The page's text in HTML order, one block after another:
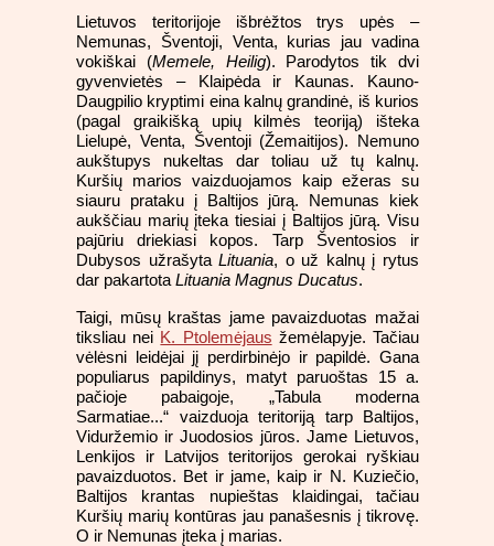
Lietuvos teritorijoje išbrėžtos trys upės –
Nemunas, Šventoji, Venta, kurias jau vadina
vokiškai (Memele, Heilig). Parodytos tik dvi
gyvenvietės – Klaipėda ir Kaunas. Kauno-
Daugpilio kryptimi eina kalnų grandinė, iš kurios
(pagal graikišką upių kilmės teoriją) išteka
Lielupė, Venta, Šventoji (Žemaitijos). Nemuno
aukštupys nukeltas dar toliau už tų kalnų.
Kuršių marios vaizduojamos kaip ežeras su
siauru prataku į Baltijos jūrą. Nemunas kiek
aukščiau marių įteka tiesiai į Baltijos jūrą. Visu
pajūriu driekiasi kopos. Tarp Šventosios ir
Dubysos užrašytaLituania, o už kalnų į rytus
dar pakartota Lituania Magnus Ducatus.
Taigi, mūsų kraštas jame pavaizduotas mažai
tiksliau nei K. Ptolemėjaus žemėlapyje. Tačiau
vėlėsni leidėjai jį perdirbinėjo ir papildė. Gana
populiarus papildinys, matyt paruoštas 15 a.
pačioje pabaigoje, „Tabula moderna
Sarmatiae...“ vaizduoja teritoriją tarp Baltijos,
Viduržemio ir Juodosios jūros. Jame Lietuvos,
Lenkijos ir Latvijos teritorijos gerokai ryškiau
pavaizduotos. Bet ir jame, kaip ir N. Kuziečio,
Baltijos krantas nupieštas klaidingai, tačiau
Kuršių marių kontūras jau panašesnis į tikrovę.
O ir Nemunas įteka į marias.